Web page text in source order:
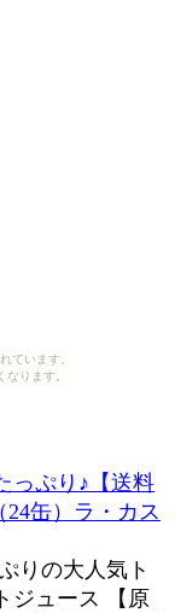
ています。
ります。
っぷり♪【送料
缶）ラ・カス
りの大人気ト
ジュース 【原